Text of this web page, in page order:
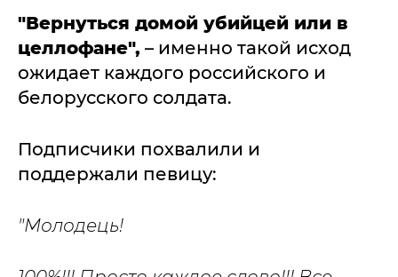
"Вернуться домой убийцей или в
целлофане", – именно такой исход
ожидает каждого российского и
белорусского солдата.
Подписчики похвалили и
поддержали певицу:
"Молодець!